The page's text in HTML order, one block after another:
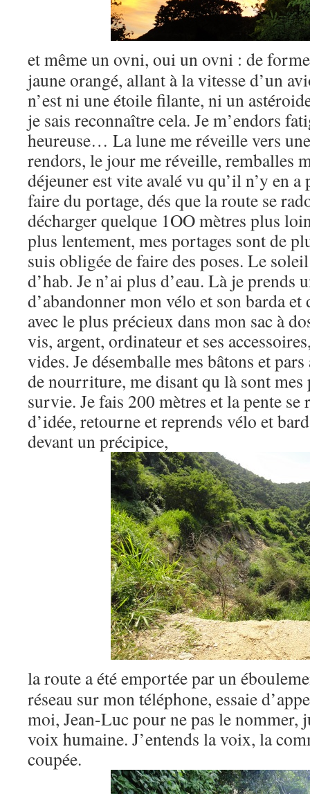
et même un ovni, oui un ovni : de
jaune orangé, allant à la vitesse d’un
n’est ni une étoile filante, ni un
je sais reconnaître cela. Je m’endors
heureuse… La lune me réveille vers
rendors, le jour me réveille, remballes
déjeuner est vite avalé vu qu’il n’y en
faire du portage, dés que la route se
décharger quelque 1OO mètres plus
plus lentement, mes portages sont de
suis obligée de faire des poses. Le
d’hab. Je n’ai plus d’eau. Là je prends
d’abandonner mon vélo et son barda
avec le plus précieux dans mon sac à
vis, argent, ordinateur et ses
vides. Je désemballe mes bâtons et
de nourriture, me disant qu là sont mes
survie. Je fais 200 mètres et la pente se
d’idée, retourne et reprends vélo et
devant un précipice,
la route a été emportée par un
réseau sur mon téléphone, essaie
moi, Jean-Luc pour ne pas le nommer,
voix humaine. J’entends la voix, la
coupée.